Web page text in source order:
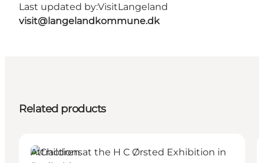
Last updated by:VisitLangeland
visit@langelandkommune.dk
Related products
Attractions